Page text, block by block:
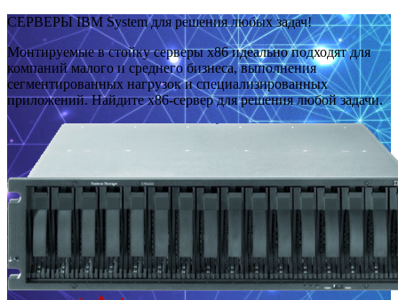
СЕРВЕРЫ IBM System для решения любых задач!
Монтируемые в стойку серверы x86 идеально подходят для
компаний малого и среднего бизнеса, выполнения
сегментированных нагрузок и специализированных
приложений. Найдите x86-сервер для решения любой задачи.